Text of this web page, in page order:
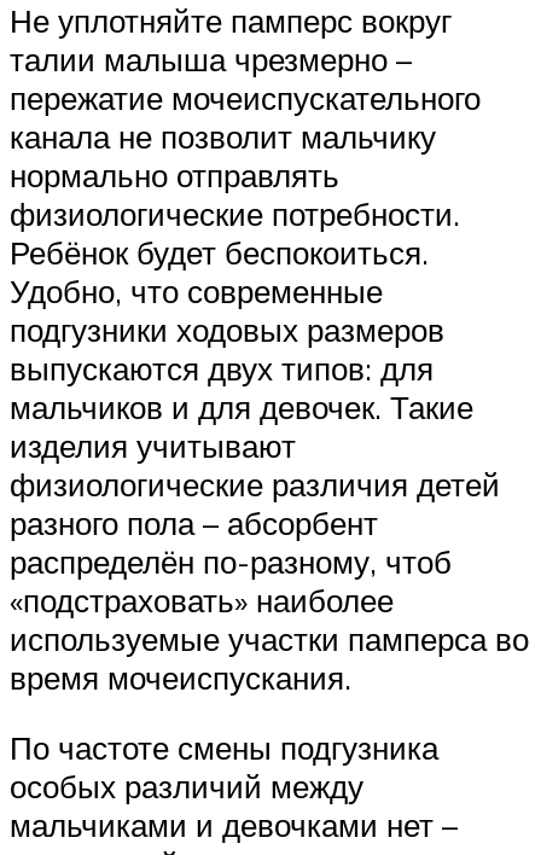
Не уплотняйте памперс вокруг
талии малыша чрезмерно –
пережатие мочеиспускательного
канала не позволит мальчику
нормально отправлять
физиологические потребности.
Ребёнок будет беспокоиться.
Удобно, что современные
подгузники ходовых размеров
выпускаются двух типов: для
мальчиков и для девочек. Такие
изделия учитывают
физиологические различия детей
разного пола – абсорбент
распределён по-разному, чтоб
«подстраховать» наиболее
используемые участки памперса во
время мочеиспускания.
По частоте смены подгузника
особых различий между
мальчиками и девочками нет –